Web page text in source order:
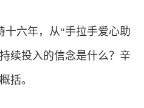
十六年，从“手拉手爱心助
续投入的信念是什么？辛
括。